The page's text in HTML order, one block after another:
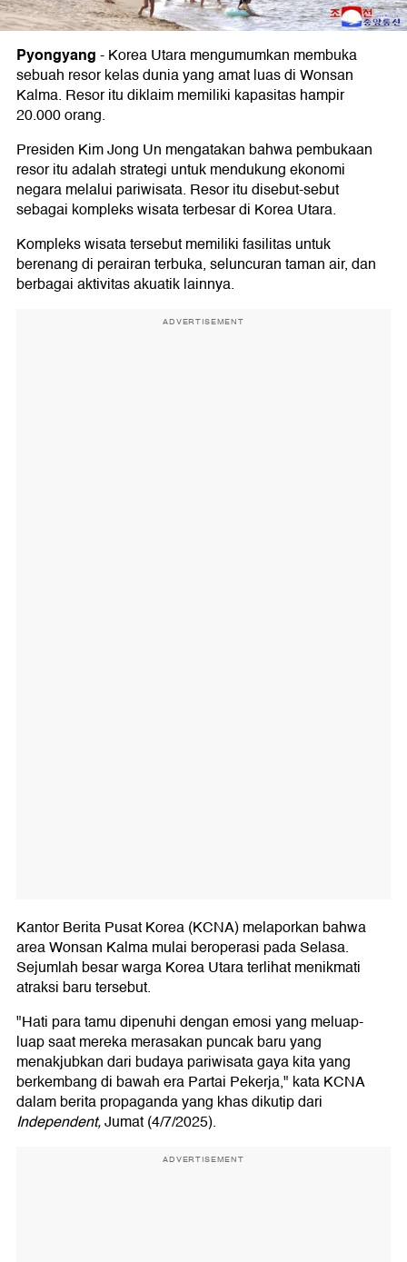
Pyongyang-Korea Utara mengumumkan membuka
sebuah resor kelas dunia yang amat luas di Wonsan
Kalma. Resor itu diklaim memiliki kapasitas hampir
20.000 orang.
Presiden Kim Jong Un mengatakan bahwa pembukaan
resor itu adalah strategi untuk mendukung ekonomi
negara melalui pariwisata. Resor itu disebut-sebut
sebagai kompleks wisata terbesar di Korea Utara.
Kompleks wisata tersebut memiliki fasilitas untuk
berenang di perairan terbuka, seluncuran taman air, dan
berbagai aktivitas akuatik lainnya.
ADVERTISEMENT
Kantor Berita Pusat Korea (KCNA) melaporkan bahwa
area Wonsan Kalma mulai beroperasi pada Selasa.
Sejumlah besar warga Korea Utara terlihat menikmati
atraksi baru tersebut.
"Hati para tamu dipenuhi dengan emosi yang meluap-
luap saat mereka merasakan puncak baru yang
menakjubkan dari budaya pariwisata gaya kita yang
berkembang di bawah era Partai Pekerja," kata KCNA
dalam berita propaganda yang khas dikutip dari
Independent,Jumat (4/7/2025).
ADVERTISEMENT